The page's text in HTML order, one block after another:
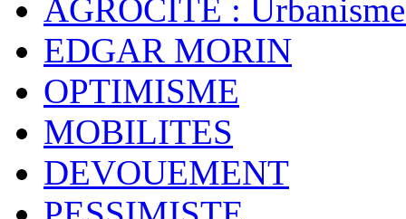
AGROCITE :
EDGAR MORIN
OPTIMISME
MOBILITES
DEVOUEMENT